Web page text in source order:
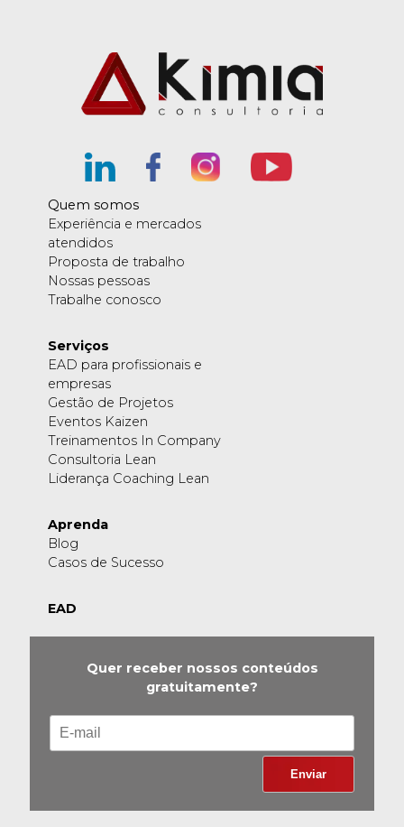
Quem somos
Experiência e mercados
atendidos
Proposta de trabalho
Nossas pessoas
Trabalhe conosco
Serviços
EAD para profissionais e
empresas
Gestão de Projetos
Eventos Kaizen
Treinamentos In Company
Consultoria Lean
Liderança Coaching Lean
Aprenda
Blog
Casos de Sucesso
EAD
Quer receber nossos conteúdos
gratuitamente?